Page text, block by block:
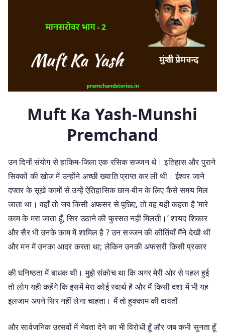
Muft Ka Yash-Munshi
Premchand
उन दिनों संयोग से हाकिम-जिला एक रसिक सज्जन थे। इतिहास और पुराने
सिक्कों की खोज में उन्होंने अच्छी ख्याति प्राप्त कर ली थी। ईश्वर जाने
दफ्तर के सूखे कामों से उन्हें ऐतिहासिक छान-बीन के लिए कैसे समय मिल
जाता था। वहाँ तो जब किसी अफसर से पूछिए, तो वह यही कहता है ‘मारे
काम के मरा जाता हूँ, सिर उठाने की फुरसत नहीं मिलती।’ शायद शिकार
और सैर भी उनके काम में शामिल है ? उन सज्जन की कीर्तियाँ मैंने देखी थीं
और मन में उनका आदर करता था; लेकिन उनकी अफसरी किसी प्रकार
की घनिष्ठता में बाधक थी। मुझे संकोच था कि अगर मेरी ओर से पहल हुई
तो लोग यही कहेंगे कि इसमें मेरा कोई स्वार्थ है और मैं किसी दशा में भी यह
इलजाम अपने सिर नहीं लेना चाहता। मैं तो हुक्काम की दावतों
और सार्वजनिक उत्सवों में नेवता देने का भी विरोधी हूँ और जब कभी सुनता हूँ